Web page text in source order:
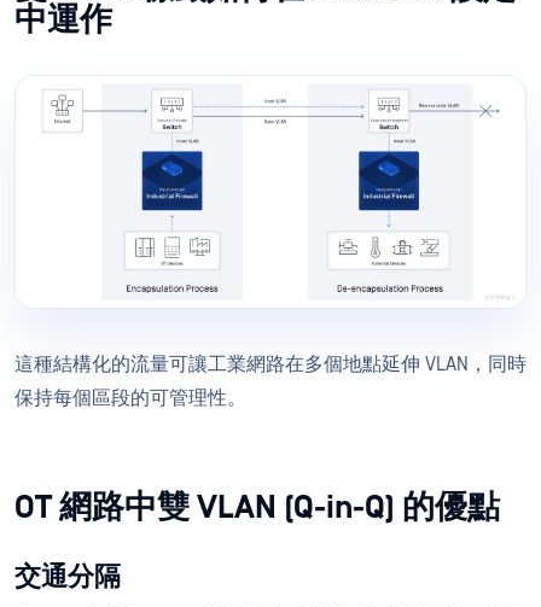
中運作
這種結構化的流量可讓工業網路在多個地點延伸 VLAN，同時
保持每個區段的可管理性。
OT 網路中雙 VLAN (Q-in-Q) 的優點
交通分隔